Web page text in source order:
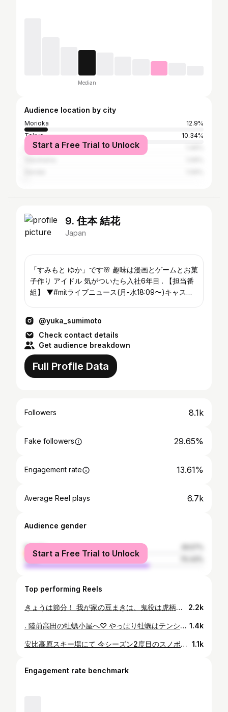
Median
Audience location by city
Morioka
12.9%
Tokyo
10.34%
Ōsaka
Start a Free Trial to Unlock
9. 住本 結花
Japan
「すみもと ゆか」です🌸 趣味は漫画とゲームとお菓
子作り アイドル 気がついたら入社6年目 . 【担当番
組】 ▼#mitライブニュース(月-水18:09〜)キャスタ
@yuka_sumimoto
Check contact details
Get audience breakdown
Full Profile Data
Followers 8.1k
Fake followers 29.65%
Engagement rate 13.61%
Average Reel plays 6.7k
Audience gender
female
male
Start a Free Trial to Unlock
Top performing Reels
きょうは節分！ 我が家の豆まきは、鬼役は虎柄パンツ一丁になって 外に出されるというシビアなものでした👹 (もちろん担当するのは兄たち) . そんなきょうは恵方巻きの取材をしてきました～ 食べ終わる直前なのであまり恵方巻きには見えませんが… 贅沢な具材が使われていてとても美味しかったです💓 このあと6時9分からの#mitライブニュース でお伝えします！ . それと手を見てください！！無意識にキムタク持ちしていました🤞🤞 . #岩手 #いわて #岩手めんこいテレビ #めんこいテレビ #アナウンサー #住本結花 #節分 #恵方巻き #恵方巻 2.2k
. 陸前高田の牡蠣小屋へ♡ やっぱり牡蠣はテンション上がりますね～ 生、蒸し、グラタン、炊き込みご飯…たくさん食べました🥰 今度は食べ放題に行こうと思います！ 岩手の牡蠣は濃厚で本当においしいので 県外の方もお取り寄せなどで試してほしいです✨ . #岩手 #いわて #岩手県 #牡蠣 #牡蠣小屋 #アナウンサー #岩手めんこいテレビ #住本結花 1.4k
安比高原スキー場にて 今シーズン2度目のスノボ🏂 吹雪いていて大変でしたが その分雪はふわっふわで気持ちよかったです！ . #岩手 #岩手県 #岩手めんこいテレビ #めんこいテレビ #安比高原スキー場 #スノーボード #安比高原 #アナウンサー #住本結花 1.1k
Engagement rate benchmark